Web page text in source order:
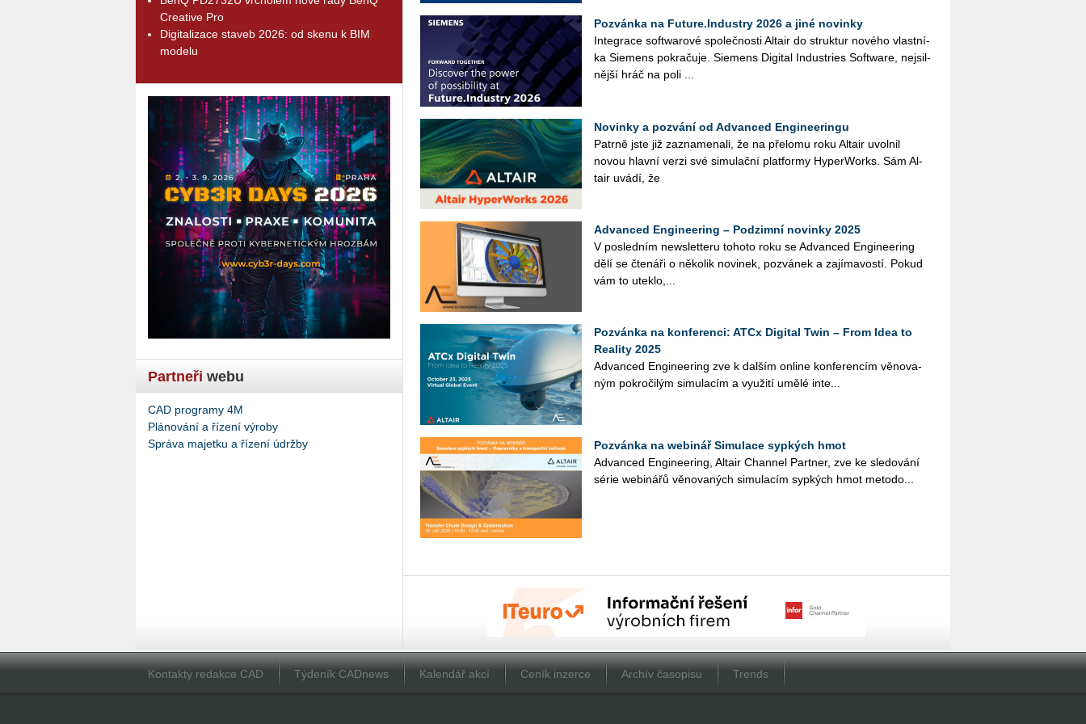
Creative Pro
Digitalizace staveb 2026: od skenu k BIM
modelu
Partneři webu
CAD programy 4M
Plánování a řízení výroby
Správa majetku a řízení údržby
Pozvánka na Future.Industry 2026 a jiné novinky
In­te­gra­ce soft­wa­ro­vé spo­leč­nos­ti Al­tair do struk­tur no­vé­ho vlast­ní­
ka Sie­mens po­kra­ču­je. Sie­mens Di­gi­tal In­dustries Soft­ware, nej­sil­
něj­ší hráč na poli ...
Novinky a pozvání od Advanced Engineeringu
Pa­tr­ně jste již za­zna­me­na­li, že na pře­lo­mu roku Al­tair uvol­nil
novou hlav­ní verzi své si­mu­lač­ní plat­for­my Hy­perWorks. Sám Al­
tair uvádí, že
Advanced Engineering – Podzimní novinky 2025
V po­sled­ním news­let­te­ru to­ho­to roku se Advan­ced En­gi­nee­ring
dělí se čte­ná­ři o ně­ko­lik no­vi­nek, po­zvá­nek a za­jí­ma­vos­tí. Pokud
vám to uteklo,...
Pozvánka na konferenci: ATCx Digital Twin – From Idea to
Reality 2025
Advan­ced En­gi­nee­ring zve k dal­ším on­li­ne kon­fe­ren­cím vě­no­va­
ným po­kro­či­lým si­mu­la­cím a vy­u­ži­tí umělé in­te­...
Pozvánka na webinář Simulace sypkých hmot
Advan­ced En­gi­nee­ring, Altair Chan­nel Part­ner, zve ke sle­do­vá­ní
série webi­ná­řů vě­no­va­ných si­mu­la­cím syp­kých hmot me­to­do...
Kontakty redakce CAD Týdeník CADnews Kalendář akcí Ceník inzerce Archív časopisu Trends